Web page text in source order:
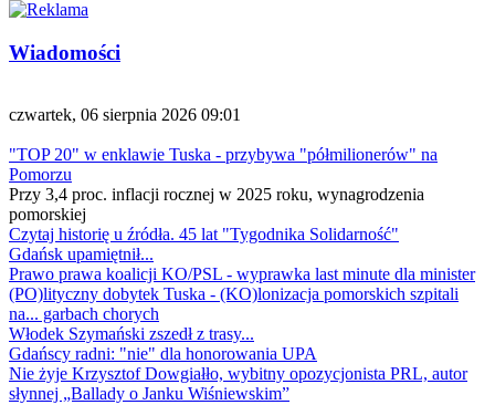
Wiadomości
czwartek, 06 sierpnia 2026 09:01
"TOP 20" w enklawie Tuska - przybywa "półmilionerów" na
Pomorzu
Przy 3,4 proc. inflacji rocznej w 2025 roku, wynagrodzenia
pomorskiej
Czytaj historię u źródła. 45 lat "Tygodnika Solidarność"
Gdańsk upamiętnił...
Prawo prawa koalicji KO/PSL - wyprawka last minute dla minister
(PO)lityczny dobytek Tuska - (KO)lonizacja pomorskich szpitali
na... garbach chorych
Włodek Szymański zszedł z trasy...
Gdańscy radni: "nie" dla honorowania UPA
Nie żyje Krzysztof Dowgiałło, wybitny opozycjonista PRL, autor
słynnej „Ballady o Janku Wiśniewskim”